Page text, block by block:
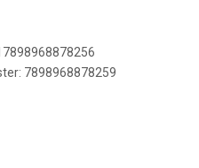
7898968878259